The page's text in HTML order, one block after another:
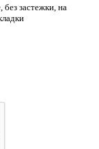
застежки, на